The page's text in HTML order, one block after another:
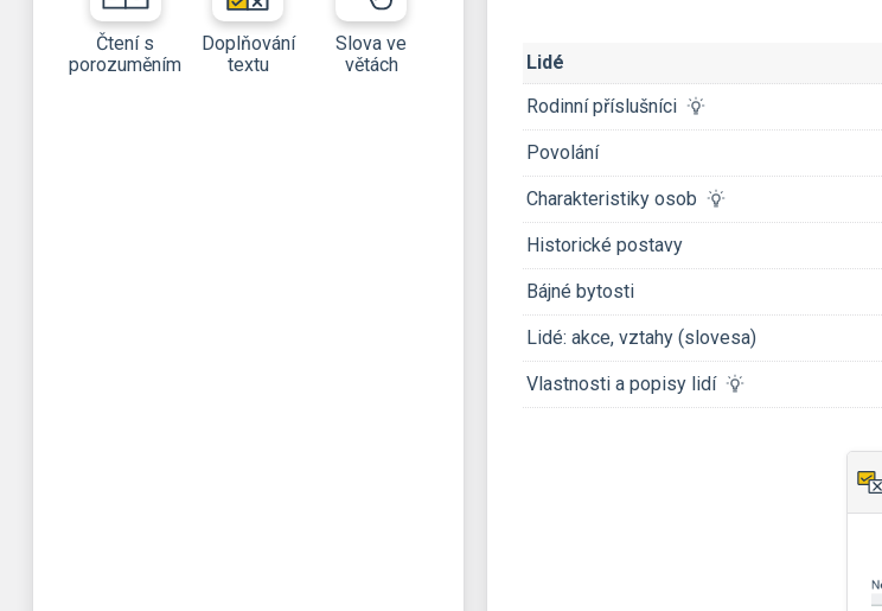
Čtení s
porozuměním
Doplňování
textu
Slova ve
větách
Lidé
Rodinní příslušníci
Povolání
Charakteristiky osob
Historické postavy
Bájné bytosti
Lidé: akce, vztahy (slovesa)
Vlastnosti a popisy lidí